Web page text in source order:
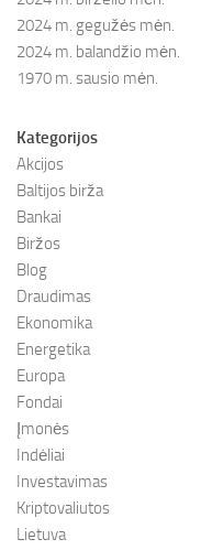
2024 m. gegužės mėn.
2024 m. balandžio mėn.
1970 m. sausio mėn.
Kategorijos
Akcijos
Baltijos birža
Bankai
Biržos
Blog
Draudimas
Ekonomika
Energetika
Europa
Fondai
Įmonės
Indėliai
Investavimas
Kriptovaliutos
Lietuva